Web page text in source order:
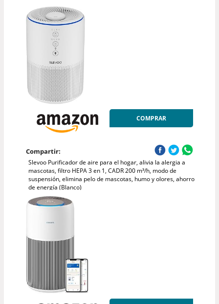
COMPRAR
Compartir:
Slevoo Purificador de aire para el hogar, alivia la alergia a
mascotas, filtro HEPA 3 en 1, CADR 200 m³/h, modo de
suspensión, elimina pelo de mascotas, humo y olores, ahorro
de energía (Blanco)